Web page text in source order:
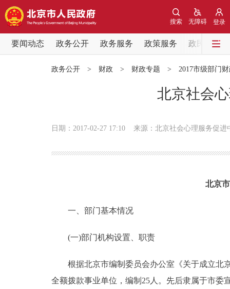
登录
无障碍
搜索
要闻动态 政务公开 政务服务 政策服务
政民互动
政务服务
政务公开 > 财政 > 财政专题 > 2017市级部门
北京社会
日期：2017-02-27 17:10 来源：北京社会心理服务促进
北京
一、部门基本情况
(一)部门机构设置、职责
根据北京市编制委员会办公室《关于成立北京
全额拨款事业单位，编制25人。先后隶属于市委